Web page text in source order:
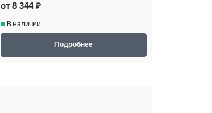
от 8 344 ₽
В наличии
Подробнее